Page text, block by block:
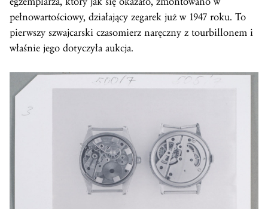
pełnowartościowy, działający zegarek już w 1947 roku. To
pierwszy szwajcarski czasomierz naręczny z tourbillonem i
właśnie jego dotyczyła aukcja.